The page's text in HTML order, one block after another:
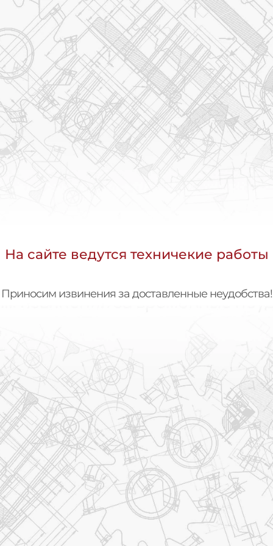
На сайте ведутся техничекие работы
Приносим извинения за доставленные неудобства!